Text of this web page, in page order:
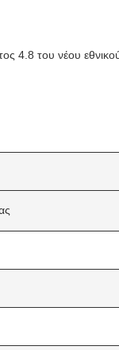
4.8 του νέου